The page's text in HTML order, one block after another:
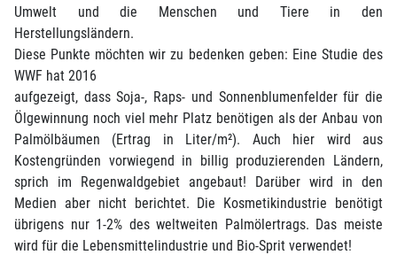
Umwelt und die Menschen und Tiere in den
Herstellungsländern.
Diese Punkte möchten wir zu bedenken geben: Eine Studie des
WWF hat 2016
aufgezeigt, dass Soja-, Raps- und Sonnenblumenfelder für die
Ölgewinnung noch viel mehr Platz benötigen als der Anbau von
Palmölbäumen (Ertrag in Liter/m²). Auch hier wird aus
Kostengründen vorwiegend in billig produzierenden Ländern,
sprich im Regenwaldgebiet angebaut! Darüber wird in den
Medien aber nicht berichtet. Die Kosmetikindustrie benötigt
übrigens nur 1-2% des weltweiten Palmölertrags. Das meiste
wird für die Lebensmittelindustrie und Bio-Sprit verwendet!